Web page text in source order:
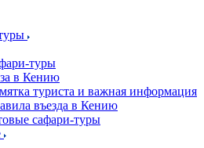
туры
в Кению
туриста и важная информация
въезда в Кению
сафари-туры